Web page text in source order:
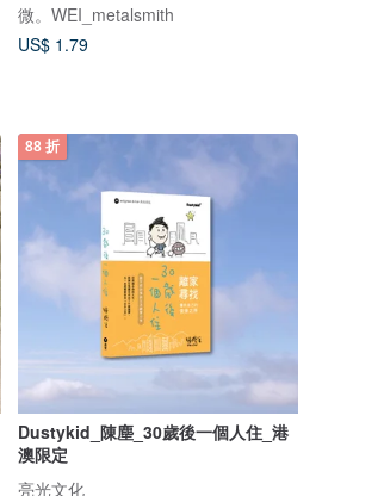
微。WEI_metalsmith
US$ 1.79
88 折
Dustykid_陳塵_30歲後一個人住_港
澳限定
亮光文化